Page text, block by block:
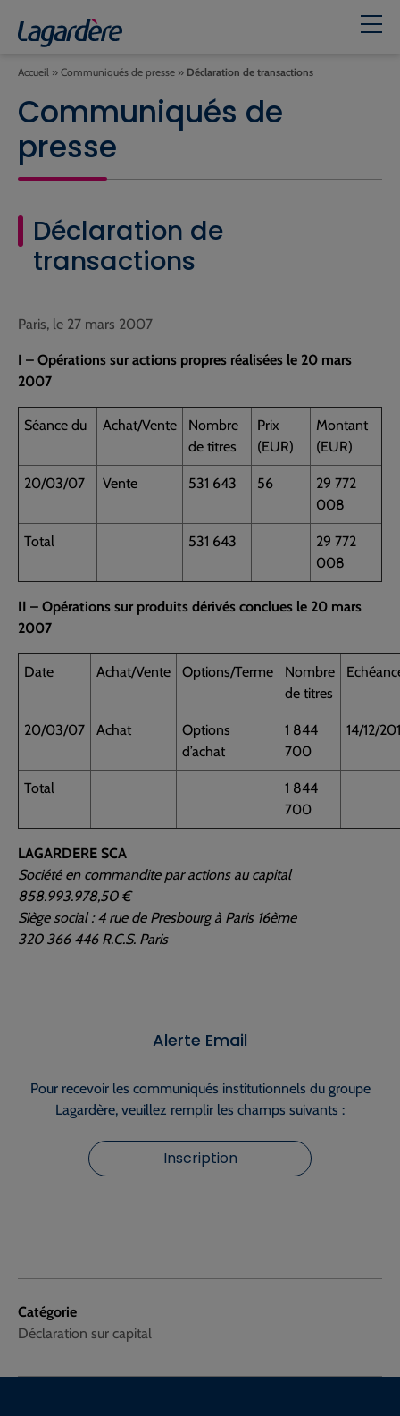
Accueil » Communiqués de presse » Déclaration de transactions
Communiqués de
presse
Déclaration de
transactions
Catégorie
Déclaration sur capital
Paris, le 27 mars 2007
I – Opérations sur actions propres réalisées le 20 mars
2007
Séance du Achat/Vente
Nombre
de titres
Prix
(EUR)
Montant
(EUR)
20/03/07 Vente 531 643 56
29 772
008
Total 531 643
29 772
008
II – Opérations sur produits dérivés conclues le 20 mars
2007
Date Achat/Vente Options/Terme
Nombre
de titres
20/03/07 Achat
Options
d’achat
1 844
700
14/12/
Total
1 844
700
LAGARDERE SCA
Société en commandite par actions au capital
858.993.978,50 €
Siège social : 4 rue de Presbourg à Paris 16ème
320 366 446 R.C.S. Paris
Alerte Email
Pour recevoir les communiqués institutionnels du groupe
Lagardère, veuillez remplir les champs suivants :
Inscription